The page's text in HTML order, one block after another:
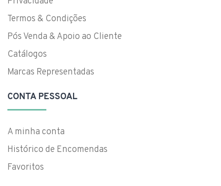
Termos & Condições
Pós Venda & Apoio ao Cliente
Catálogos
Marcas Representadas
CONTA PESSOAL
A minha conta
Histórico de Encomendas
Favoritos